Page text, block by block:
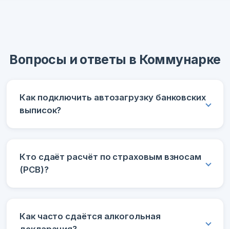
Вопросы и ответы в Коммунарке
Как подключить автозагрузку банковских
выписок?
Кто сдаёт расчёт по страховым взносам
(РСВ)?
Как часто сдаётся алкогольная